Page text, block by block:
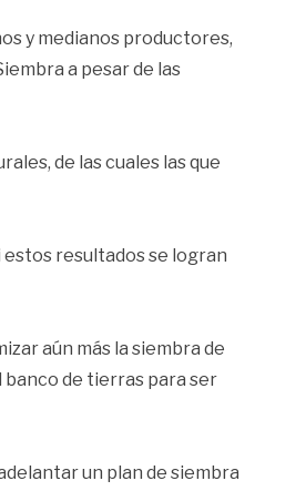
y medianos productores,
a pesar de las
de las cuales las que
resultados se logran
aún más la siembra de
de tierras para ser
un plan de siembra